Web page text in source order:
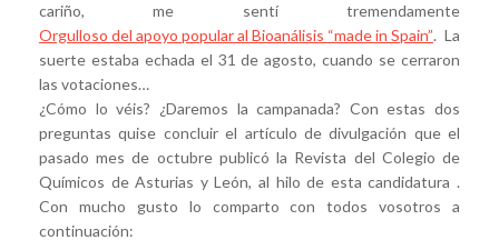
cariño, me sentí tremendamente
Orgulloso del apoyo popular al Bioanálisis “made in Spain”. La
suerte estaba echada el 31 de agosto, cuando se cerraron
las votaciones…
¿Cómo lo véis? ¿Daremos la campanada? Con estas dos
preguntas quise concluir el artículo de divulgación que el
pasado mes de octubre publicó la Revista del Colegio de
Químicos de Asturias y León, al hilo de esta candidatura .
Con mucho gusto lo comparto con todos vosotros a
continuación: